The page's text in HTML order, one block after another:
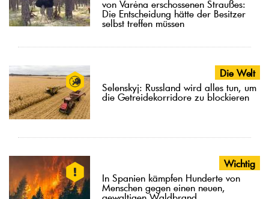
von Varėna erschossenen Straußes:
Die Entscheidung hätte der Besitzer
selbst treffen müssen
Die Welt
Selenskyj: Russland wird alles tun, um
die Getreidekorridore zu blockieren
Wichtig
In Spanien kämpfen Hunderte von
Menschen gegen einen neuen,